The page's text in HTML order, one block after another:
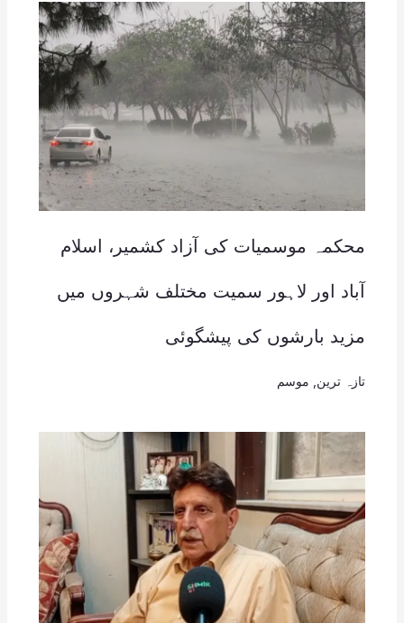
محکمہ موسمیات کی آزاد کشمیر، اسلام
آباد اور لاہور سمیت مختلف شہروں میں
مزید بارشوں کی پیشگوئی
تازہ ترین موسم